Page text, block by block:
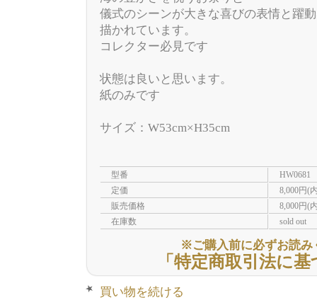
儀式のシーンが大きな喜びの表情と躍
描かれています。
コレクター必見です
状態は良いと思います。
紙のみです
サイズ：W53cm×H35cm
型番
HW0681
定価
8,000円(
販売価格
8,000円(
在庫数
sold out
※ご購入前に必ずお読み
「特定商取引法に
買い物を続ける